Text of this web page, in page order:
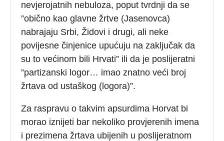
nevjerojatnih nebuloza, poput tvrdnji da se
”obično kao glavne žrtve (Jasenovca)
nabrajaju Srbi, Židovi i drugi, ali neke
povijesne činjenice upućuju na zaključak da
su to većinom bili Hrvati” ili da je poslijeratni
”partizanski logor… imao znatno veći broj
žrtava od ustaškog (logora)”.
Za raspravu o takvim apsurdima Horvat bi
morao iznijeti bar nekoliko provjerenih imena
i prezimena žrtava ubijenih u poslijeratnom